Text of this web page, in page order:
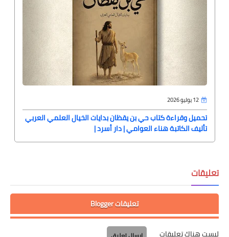
12 يوليو 2026
تحميل وقراءة كتاب حي بن يقظان بدايات الخيال العلمي العربي
تأليف الكاتبة هناء العوامي | دار أسرد |
تعليقات
تعليقات Blogger
ليست هناك تعليقات